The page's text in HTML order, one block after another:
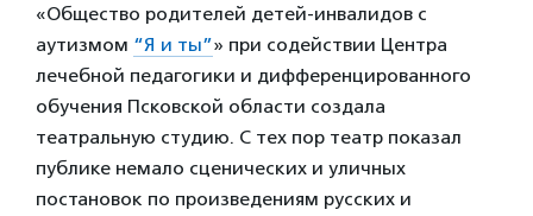
«Общество родителей детей-инвалидов с
аутизмом “Я и ты”» при содействии Центра
лечебной педагогики и дифференцированного
обучения Псковской области создала
театральную студию. С тех пор театр показал
публике немало сценических и уличных
постановок по произведениям русских и